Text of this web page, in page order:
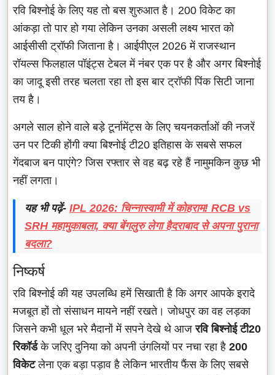
रवि बिश्नोई के लिए यह तो बस शुरुआत है। 200 विकेट का
आंकड़ा तो पार हो गया लेकिन उनका असली लक्ष्य भारत को
आईसीसी ट्रॉफी जिताना है। आईपीएल 2026 में राजस्थान
रॉयल्स फिलहाल पॉइंट्स टेबल में नंबर एक पर है और अगर बिश्नोई
का जादू इसी तरह चलता रहा तो इस बार ट्रॉफी पिंक सिटी जाना
तय है।
अगले साल होने वाले बड़े टूर्नामेंट्स के लिए चयनकर्ताओं की नजरें
उन पर टिकी होंगी क्या बिश्नोई टी20 इतिहास के सबसे सफल
गेंदबाज बन पाएंगे? जिस रफ्तार से वह बढ़ रहे हैं नामुमकिन कुछ भी
नहीं लगता।
यह भी पढ़ें- IPL 2026: चिन्नास्वामी में कोहराम! RCB vs
SRH महामुकाबला, क्या बेंगलुरु लेगा हैदराबाद से अपना पुराना
बदला?
निष्कर्ष
रवि बिश्नोई की यह उपलब्धि हमें सिखाती है कि अगर आपके इरादे
मजबूत हों तो संसाधन मायने नहीं रखते। जोधपुर का वह लड़का
जिसने कभी धूल भरे मैदानों में सपने देखे थे आजरवि बिश्नोई टी20
रिकॉर्डके जरिए दुनिया को अपनी उंगलियों पर नचा रहा है 200
विकेटलेना एक बड़ा पड़ाव है लेकिन भारतीय फैंस के लिए सबसे